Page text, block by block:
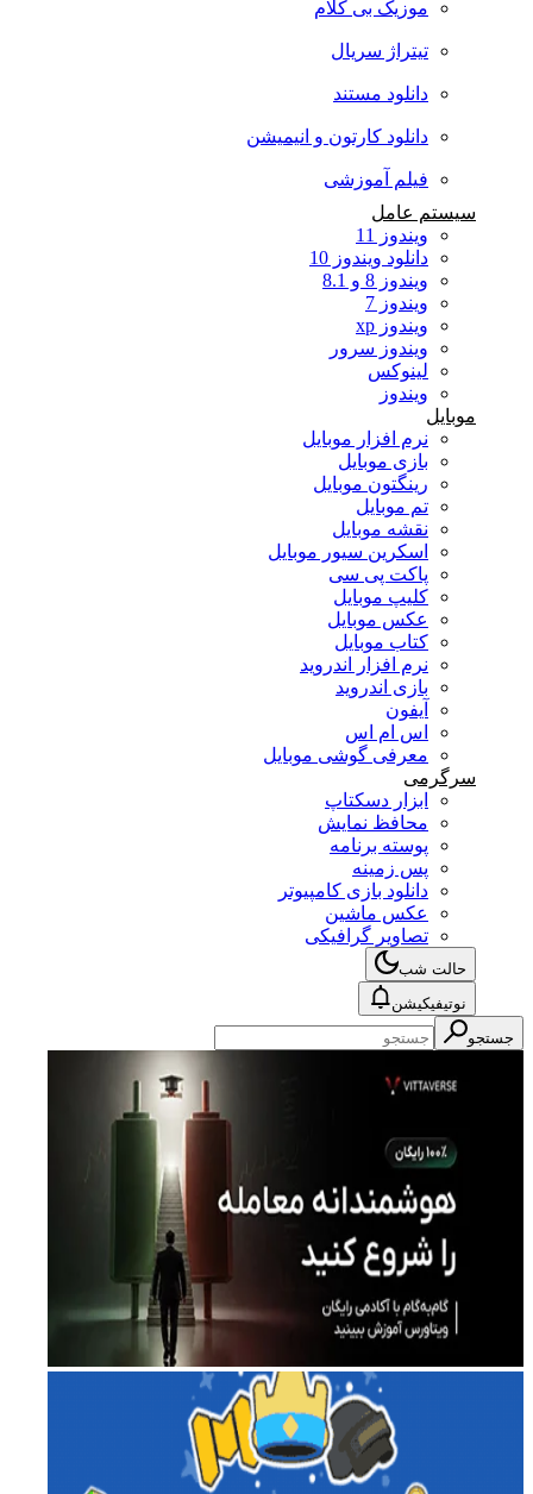
موزیک بی کلام
تیتراژ سریال
دانلود مستند
دانلود کارتون و انیمیشن
فیلم آموزشی
سیستم عامل
ویندوز 11
دانلود ویندوز 10
ویندوز 8 و 8.1
ویندوز 7
ویندوز xp
ویندوز سرور
لینوکس
ویندوز
موبایل
نرم افزار موبایل
بازی موبایل
رینگتون موبایل
تم موبایل
نقشه موبایل
اسکرین سیور موبایل
پاکت پی سی
کلیپ موبایل
عکس موبایل
کتاب موبایل
نرم افزار اندروید
بازی اندروید
آیفون
اس ام اس
معرفی گوشی موبایل
سرگرمی
ابزار دسکتاپ
محافظ نمایش
پوسته برنامه
پس زمینه
دانلود بازی کامپیوتر
عکس ماشین
تصاویر گرافیکی
حالت شب
نوتیفیکیشن
جستجو